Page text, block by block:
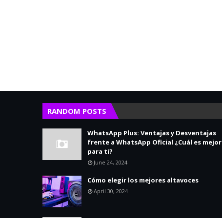
RANDOM POSTS
WhatsApp Plus: Ventajas y Desventajas
frente a WhatsApp Oficial ¿Cuál es mejor
para ti?
June 24, 2024
Cómo elegir los mejores altavoces
April 30, 2024